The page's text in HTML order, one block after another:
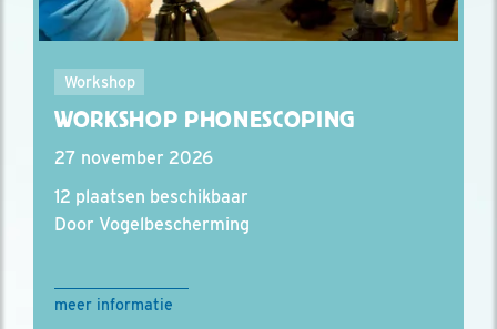
Workshop
WORKSHOP PHONESCOPING
27 november 2026
12 plaatsen beschikbaar
Door Vogelbescherming
meer informatie